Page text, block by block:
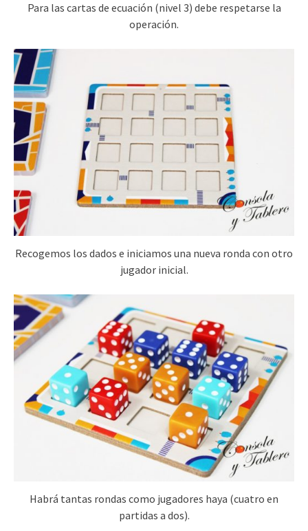
Para las cartas de ecuación (nivel 3) debe respetarse la
operación.
Recogemos los dados e iniciamos una nueva ronda con otro
jugador inicial.
Habrá tantas rondas como jugadores haya (cuatro en
partidas a dos).